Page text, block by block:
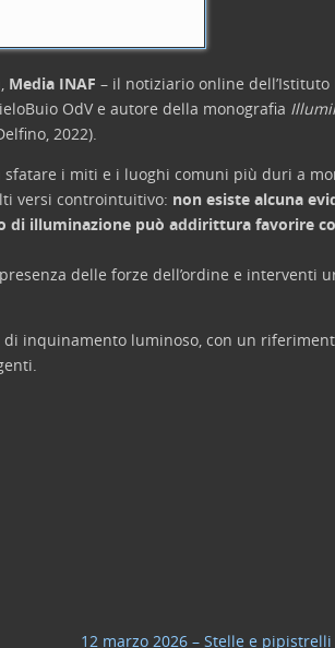
Media INAF – il notiziario online
OdV e autore della monografia
2022).
sfatare i miti e i luoghi comuni più duri a
versi controintuitivo: non esiste alcuna
di illuminazione può addirittura favorire
delle forze dell’ordine e
di inquinamento luminoso, con un
12 marzo 2026 – Stelle e